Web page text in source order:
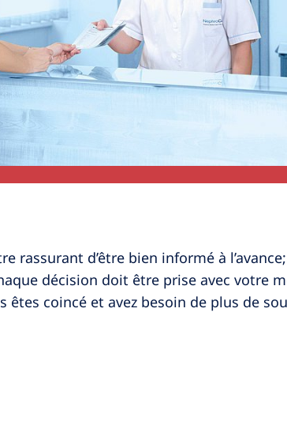
rassurant d’être bien informé à
décision doit être prise avec votre
êtes coincé et avez besoin de plus de